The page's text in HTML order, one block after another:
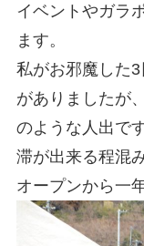
イベントやガラ
ます。
私がお邪魔した
がありましたが
のような人出で
滞が出来る程混
オープンから一